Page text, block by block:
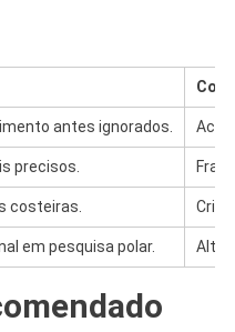
antes ignorados.
precisos.
costeiras. Cria
em pesquisa polar.